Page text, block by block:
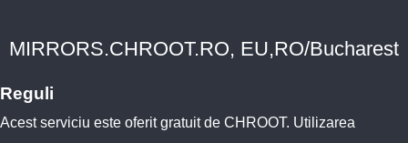
MIRRORS.CHROOT.RO, EU,RO/Bucharest
Reguli
Acest serviciu este oferit gratuit de CHROOT. Utilizarea